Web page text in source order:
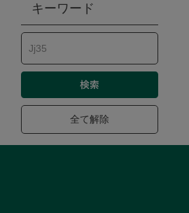
トレーニング
キーワード
全て解除